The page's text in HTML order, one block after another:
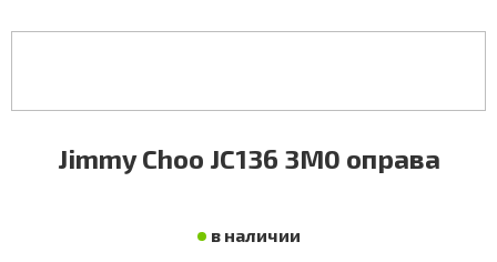
Jimmy Choo JC136 3M0 оправа
в наличии